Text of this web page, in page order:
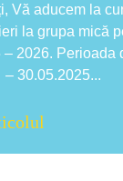
Vă aducem la
la grupa mică
– 2026. Perioada
30.05.2025...